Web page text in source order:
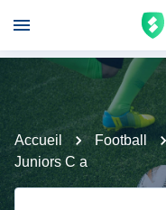
Accueil Football
Juniors C a